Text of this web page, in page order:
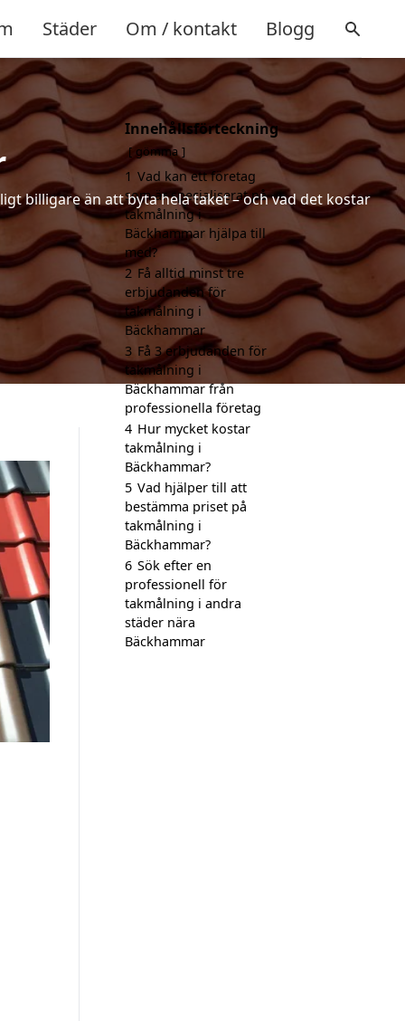
Städer Om / kontakt Blogg
billigare än att byta hela taket – och vad det kostar
Innehållsförteckning
gömma
1 Vad kan ett företag
som är specialiserat på
takmålning i
Bäckhammar hjälpa till
med?
2 Få alltid minst tre
erbjudanden för
takmålning i
Bäckhammar
3 Få 3 erbjudanden för
takmålning i
Bäckhammar från
professionella företag
4 Hur mycket kostar
takmålning i
Bäckhammar?
5 Vad hjälper till att
bestämma priset på
takmålning i
Bäckhammar?
6 Sök efter en
professionell för
takmålning i andra
städer nära
Bäckhammar